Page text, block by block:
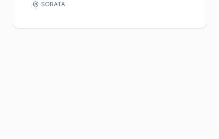
SORATA